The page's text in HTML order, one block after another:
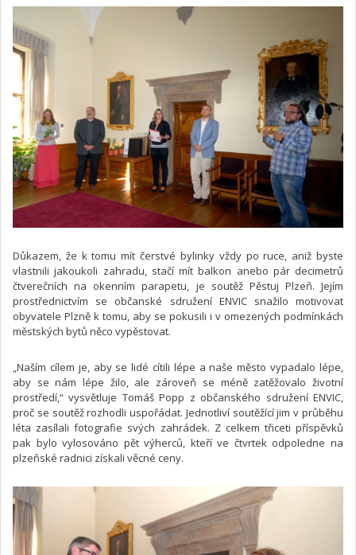
Důkazem, že k tomu mít čerstvé bylinky vždy po ruce, aniž byste
vlastnili jakoukoli zahradu, stačí mít balkon anebo pár decimetrů
čtverečních na okenním parapetu, je soutěž Pěstuj Plzeň. Jejím
prostřednictvím se občanské sdružení ENVIC snažilo motivovat
obyvatele Plzně k tomu, aby se pokusili i v omezených podmínkách
městských bytů něco vypěstovat.
„Naším cílem je, aby se lidé cítili lépe a naše město vypadalo lépe,
aby se nám lépe žilo, ale zároveň se méně zatěžovalo životní
prostředí,“ vysvětluje Tomáš Popp z občanského sdružení ENVIC,
proč se soutěž rozhodli uspořádat. Jednotliví soutěžící jim v průběhu
léta zasílali fotografie svých zahrádek. Z celkem třiceti příspěvků
pak bylo vylosováno pět výherců, kteří ve čtvrtek odpoledne na
plzeňské radnici získali věcné ceny.